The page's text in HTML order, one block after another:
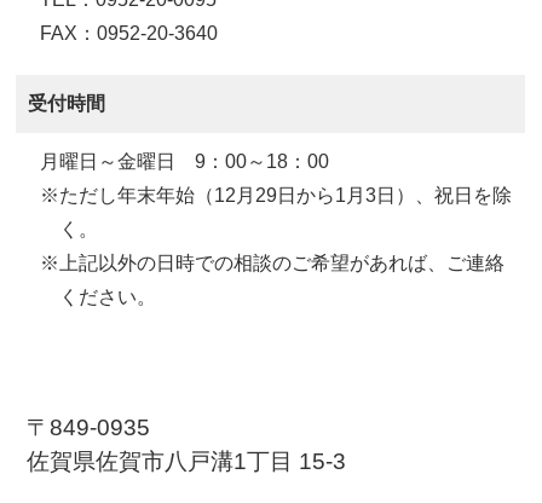
FAX：0952-20-3640
受付時間
月曜日～金曜日 9：00～18：00
※ただし年末年始（12月29日から1月3日）、祝日を除
く。
※上記以外の日時での相談のご希望があれば、ご連絡
ください。
〒849-0935
佐賀県佐賀市八戸溝1丁目 15-3